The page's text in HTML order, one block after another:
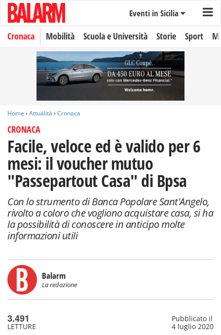
Eventi in Sicilia
Cronaca Mobilità Scuola e Università Storie Sport
Home › Attualità › Cronaca
CRONACA
Facile, veloce ed è valido per 6
mesi: il voucher mutuo
"Passepartout Casa" di Bpsa
Con lo strumento di Banca Popolare Sant'Angelo,
rivolto a coloro che vogliono acquistare casa, si ha
la possibilità di conoscere in anticipo molte
informazioni utili
Balarm
La redazione
3.491
LETTURE
Pubblicato il
4 luglio 2020